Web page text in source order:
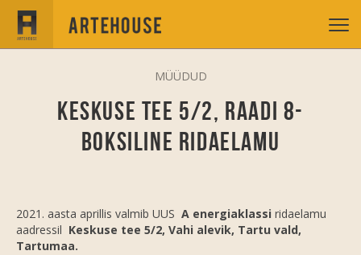
MÜÜDUD
Keskuse tee 5/2, Raadi 8-
boksiline ridaelamu
2021. aasta aprillis valmib UUS A energiaklassi ridaelamu
aadressil Keskuse tee 5/2, Vahi alevik, Tartu vald,
Tartumaa.